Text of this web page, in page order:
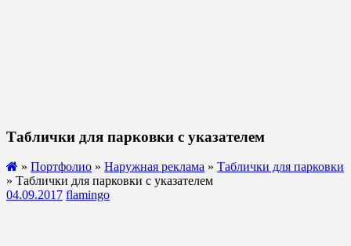
Таблички для парковки с указателем
» Портфолио » Наружная реклама » Таблички для парковки
» Таблички для парковки с указателем
04.09.2017 flamingo